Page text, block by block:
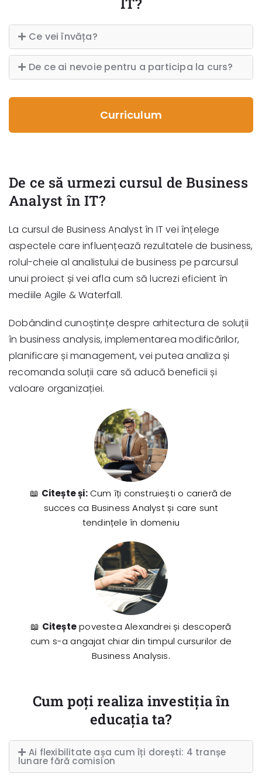
Ce vei învăța?
De ce ai nevoie pentru a participa la curs?
Curriculum
De ce să urmezi cursul de Business
Analyst în IT?
La cursul de Business Analyst în IT vei înțelege
aspectele care influențează rezultatele de business,
rolul-cheie al analistului de business pe parcursul
unui proiect și vei afla cum să lucrezi eficient în
mediile Agile & Waterfall.
Dobândind cunoștințe despre arhitectura de soluții
în business analysis, implementarea modificărilor,
planificare și management, vei putea analiza și
recomanda soluții care să aducă beneficii și
valoare organizației.
📖 Citește și:Cum îți construiești o carieră de
succes ca Business Analyst și care sunt
tendințele în domeniu
📖 Citeștepovestea Alexandrei și descoperă
cum s-a angajat chiar din timpul cursurilor de
Business Analysis.
Cum poți realiza investiția în
educația ta?
Ai flexibilitate așa cum îți dorești: 4 tranșe
lunare fără comision